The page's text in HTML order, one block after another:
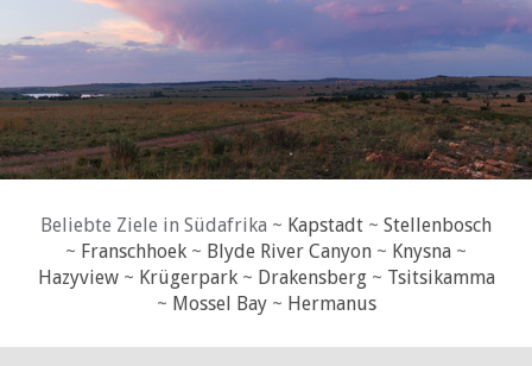
Beliebte Ziele in Südafrika ~ Kapstadt ~ Stellenbosch
~ Franschhoek ~ Blyde River Canyon ~ Knysna ~
Hazyview~ Krügerpark~ Drakensberg~ Tsitsikamma
~ Mossel Bay~ Hermanus